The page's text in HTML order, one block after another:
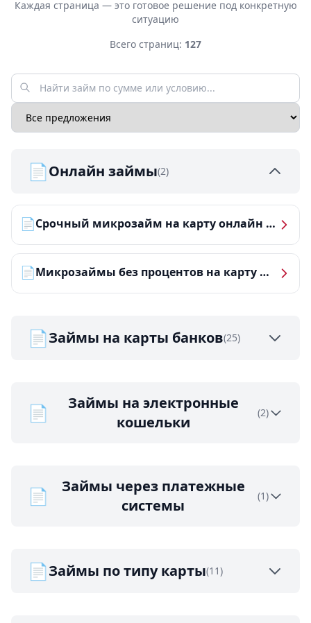
Каждая страница — это готовое решение под конкретную
ситуацию
Всего страниц: 127
📄Онлайн займы(2)
📄 Срочный микрозайм на карту онлайн — получить деньги за 5 минут
📄 Микрозаймы без процентов на карту — ТОП-10 за 2026 год
📄Займы на карты банков(25)
📄
Займы на электронные
кошельки
(2)
📄
Займы через платежные
системы
(1)
📄Займы по типу карты(11)